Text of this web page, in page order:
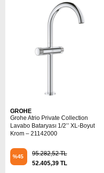
GROHE
Grohe Atrio Private Collection
Lavabo Bataryası 1/2’’ XL-Boyut
Krom – 21142000
%45
95.282,52 TL
52.405,39 TL